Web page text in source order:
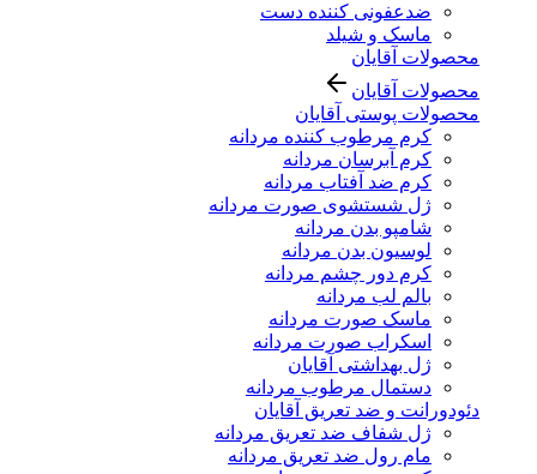
ضدعفونی کننده دست
ماسک و شیلد
محصولات آقایان
محصولات آقایان
محصولات پوستی آقایان
کرم مرطوب کننده مردانه
کرم آبرسان مردانه
کرم ضد آفتاب مردانه
ژل شستشوی صورت مردانه
شامپو بدن مردانه
لوسیون بدن مردانه
کرم دور چشم مردانه
بالم لب مردانه
ماسک صورت مردانه
اسکراب صورت مردانه
ژل بهداشتی آقایان
دستمال مرطوب مردانه
دئودورانت و ضد تعریق آقایان
ژل شفاف ضد تعریق مردانه
مام رول ضد تعریق مردانه